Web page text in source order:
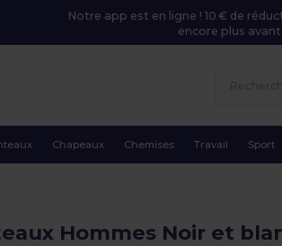
Notre app est en ligne ! 10 € de
encore plus
Chapeaux Chemises Travail Sport
Hommes Noir et